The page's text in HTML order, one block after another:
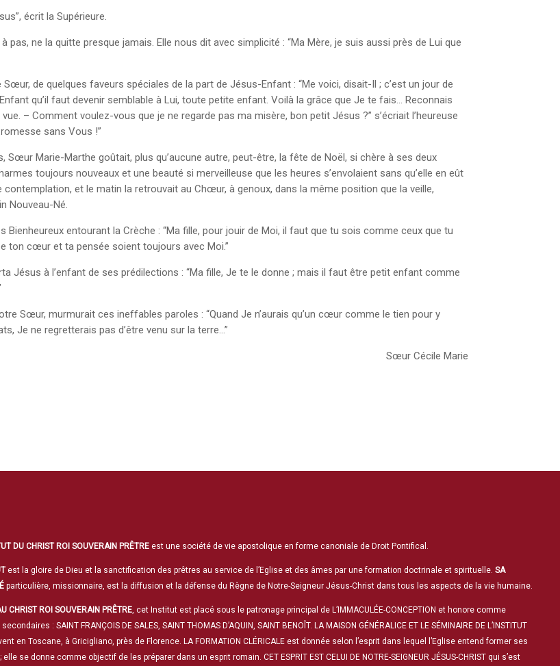
écrit la Supérieure.
pas, ne la quitte presque jamais. Elle nous dit avec simplicité : “Ma Mère, je suis aussi près de Lui que
de quelques faveurs spéciales de la part de Jésus-Enfant : “Me voici, disait-Il ; c’est un jour de
qu’il faut devenir semblable à Lui, toute petite enfant. Voilà la grâce que Je te fais… Reconnais
– Comment voulez-vous que je ne regarde pas ma misère, bon petit Jésus ?” s’écriait l’heureuse
sans Vous !”
Sœur Marie-Marthe goûtait, plus qu’aucune autre, peut-être, la fête de Noël, si chère à ses deux
toujours nouveaux et une beauté si merveilleuse que les heures s’envolaient sans qu’elle en eût
et le matin la retrouvait au Chœur, à genoux, dans la même position que la veille,
Nouveau-Né.
Bienheureux entourant la Crèche : “Ma fille, pour jouir de Moi, il faut que tu sois comme ceux que tu
ton cœur et ta pensée soient toujours avec Moi.”
Jésus à l’enfant de ses prédilections : “Ma fille, Je te le donne ; mais il faut être petit enfant comme
Sœur, murmurait ces ineffables paroles : “Quand Je n’aurais qu’un cœur comme le tien pour y
Je ne regretterais pas d’être venu sur la terre…”
Sœur Cécile Marie
DU CHRIST ROI SOUVERAIN PRÊTREest une société de vie apostolique en forme canoniale de Droit Pontifical.
est la gloire de Dieu et la sanctification des prêtres au service de l’Eglise et des âmes par une formation doctrinale et spirituelle. SA
particulière, missionnaire, est la diffusion et la défense du Règne de Notre-Seigneur Jésus-Christ dans tous les aspects de la vie humaine.
CHRIST ROI SOUVERAIN PRÊTRE, cet Institut est placé sous le patronage principal de L’IMMACULÉE-CONCEPTION et honore comme
: SAINT FRANÇOIS DE SALES, SAINT THOMAS D’AQUIN, SAINT BENOÎT. LA MAISON GÉNÉRALICE ET LE SÉMINAIRE DE L’INSTITUT
en Toscane, à Gricigliano, près de Florence. LA FORMATION CLÉRICALE est donnée selon l’esprit dans lequel l’Eglise entend former ses
elle se donne comme objectif de les préparer dans un esprit romain. CET ESPRIT EST CELUI DE NOTRE-SEIGNEUR JÉSUS-CHRIST qui s’est